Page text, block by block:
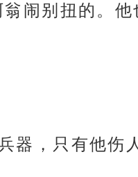
闹别扭的。
器，只有他伤